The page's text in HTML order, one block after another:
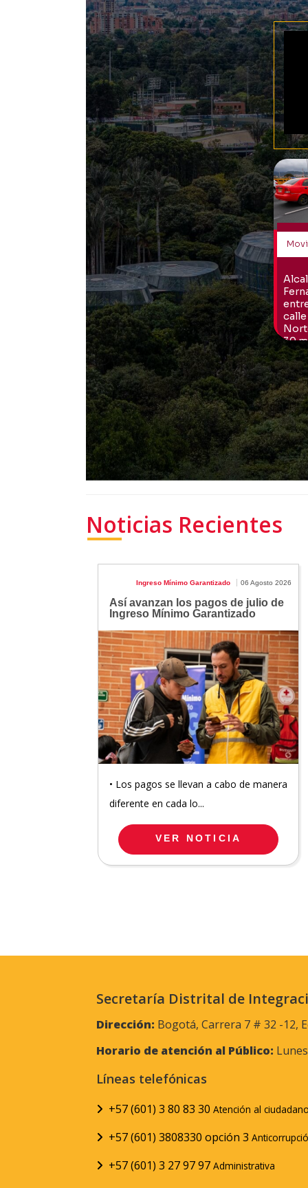
Noticias Recientes
Ingreso Mínimo Garantizado 06 Agosto 2026
Así avanzan los pagos de julio de
Ingreso Mínimo Garantizado
• Los pagos se llevan a cabo de manera
diferente en cada lo...
VER NOTICIA
Secretaría Distrital de
Dirección: Bogotá, Carrera 7 # 32 -12,
Horario de atención al Público:
Líneas telefónicas
+57 (601) 3 80 83 30 Atención al
+57 (601) 3808330 opción 3
+57 (601) 3 27 97 97 Administrativa